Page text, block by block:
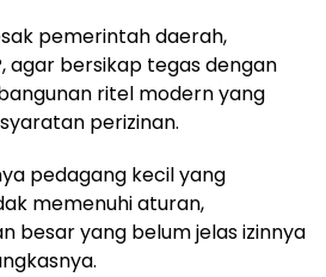
pemerintah daerah,
agar bersikap tegas dengan
ritel modern yang
perizinan.
pedagang kecil yang
memenuhi aturan,
besar yang belum jelas izinnya